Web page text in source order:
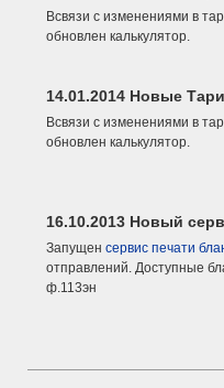
Всвязи с изменениями в
обновлен калькулятор.
14.01.2014 Новые
Всвязи с изменениями в
обновлен калькулятор.
16.10.2013 Новый
Запущен сервис печати
отправлений. Доступные
ф.113эн